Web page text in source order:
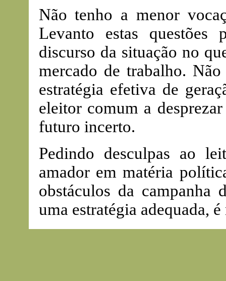
Não tenho a menor
Levanto estas
discurso da situação no
mercado de trabalho.
estratégia efetiva de
eleitor comum a
futuro incerto.
Pedindo desculpas ao
amador em matéria
obstáculos da campanha
uma estratégia adequada,